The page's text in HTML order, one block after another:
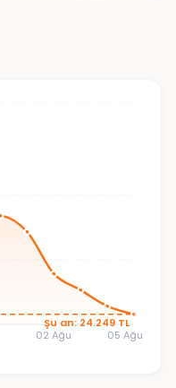
02 Ağu 05 Ağu
Şu an: 24.249 TL